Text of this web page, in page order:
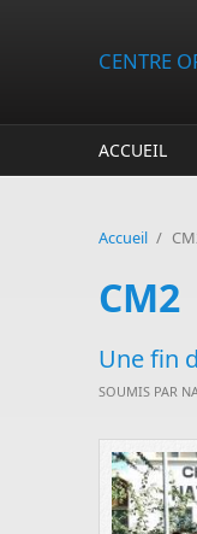
CENTRE
ACCUEIL
Accueil /
CM2
Une fin
SOUMIS PAR